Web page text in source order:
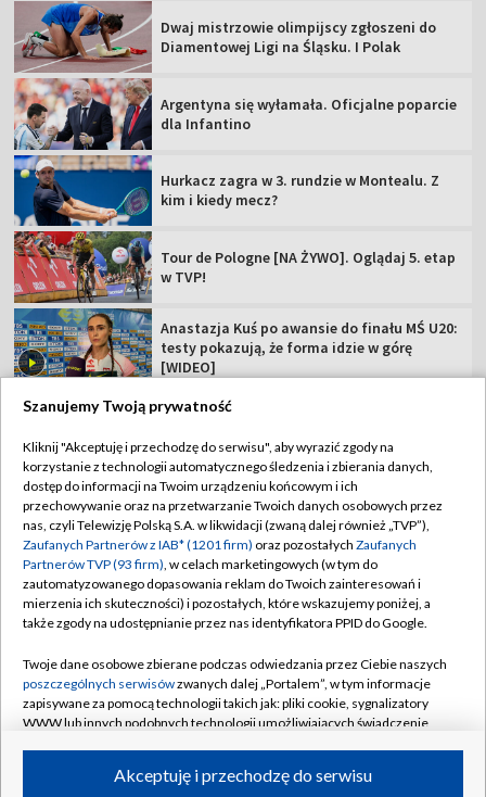
Dwaj mistrzowie olimpijscy zgłoszeni do
Diamentowej Ligi na Śląsku. I Polak
Argentyna się wyłamała. Oficjalne poparcie
dla Infantino
Hurkacz zagra w 3. rundzie w Montealu. Z
kim i kiedy mecz?
Tour de Pologne [NA ŻYWO]. Oglądaj 5. etap
w TVP!
Anastazja Kuś po awansie do finału MŚ U20:
testy pokazują, że forma idzie w górę
[WIDEO]
TVP
Abonament TVP
Sklep TVP
Biuro Reklamy
Oferta Handlowa
Emisja w TVP
Rada Programowa
Ogłoszenia przetargowe
Akademia Telewizyjna
Regulamin TVP
Polityka prywatności
Moje zgody
Biuro reklamy
Kanały
©2026 Telewizja Polska Spółka Akcyjna w likwidacji
Szanujemy Twoją prywatność
Kliknij "Akceptuję i przechodzę do serwisu", aby wyrazić zgody na
korzystanie z technologii automatycznego śledzenia i zbierania danych,
dostęp do informacji na Twoim urządzeniu końcowym i ich
przechowywanie oraz na przetwarzanie Twoich danych osobowych przez
nas, czyli Telewizję Polską S.A. w likwidacji (zwaną dalej również „TVP”),
Zaufanych Partnerów z IAB* (1201 firm) oraz pozostałych Zaufanych
Partnerów TVP (93 firm), w celach marketingowych (w tym do
zautomatyzowanego dopasowania reklam do Twoich zainteresowań i
mierzenia ich skuteczności) i pozostałych, które wskazujemy poniżej, a
także zgody na udostępnianie przez nas identyfikatora PPID do Google.
Twoje dane osobowe zbierane podczas odwiedzania przez Ciebie naszych
poszczególnych serwisówzwanych dalej „Portalem”, w tym informacje
zapisywane za pomocą technologii takich jak: pliki cookie, sygnalizatory
WWW lub innych podobnych technologii umożliwiających świadczenie
ruchu w Internecie.Akceptuję i przechodzę do serwisu